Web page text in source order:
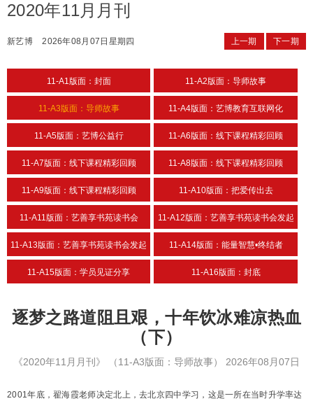
2020年11月月刊
新艺博 2026年08月07日星期四 上一期 下一期
11-A1版面：封面 11-A2版面：导师故事
11-A3版面：导师故事 11-A4版面：艺博教育互联网化
11-A5版面：艺博公益行 11-A6版面：线下课程精彩回顾
11-A7版面：线下课程精彩回顾 11-A8版面：线下课程精彩回顾
11-A9版面：线下课程精彩回顾 11-A10版面：把爱传出去
11-A11版面：艺善享书苑读书会 11-A12版面：艺善享书苑读书会发起
人故事
11-A13版面：艺善享书苑读书会发起
人故事
11-A14版面：能量智慧•终结者
11-A15版面：学员见证分享 11-A16版面：封底
逐梦之路道阻且艰，十年饮冰难凉热血
（下）
《2020年11月月刊》 （11-A3版面：导师故事） 2026年08月07日
2001年底，翟海霞老师决定北上，去北京四中学习，这是一所在当时升学率达